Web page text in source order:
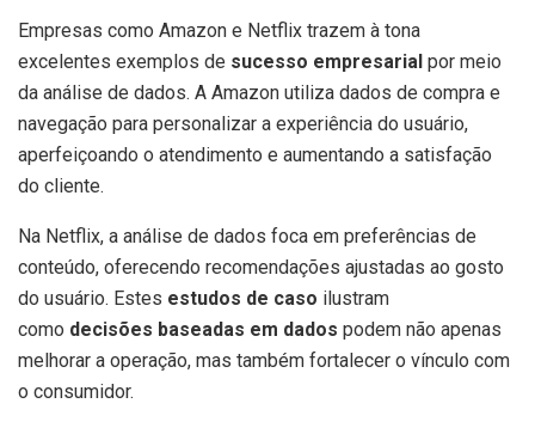
Empresas como Amazon e Netflix trazem à tona
excelentes exemplos de sucesso empresarial por meio
da análise de dados. A Amazon utiliza dados de compra e
navegação para personalizar a experiência do usuário,
aperfeiçoando o atendimento e aumentando a satisfação
do cliente.
Na Netflix, a análise de dados foca em preferências de
conteúdo, oferecendo recomendações ajustadas ao gosto
do usuário. Estes estudos de caso ilustram
como decisões baseadas em dados podem não apenas
melhorar a operação, mas também fortalecer o vínculo com
o consumidor.